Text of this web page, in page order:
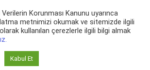
© ruyaevi.com 2022
Verilerin Korunması Kanunu uyarınca
metnimizi okumak ve sitemizde ilgili
kullanılan çerezlerle ilgili bilgi almak
Kabul Et